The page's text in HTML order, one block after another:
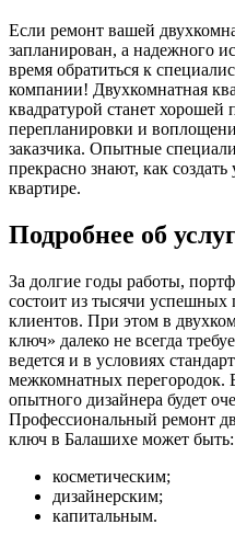
Если ремонт вашей
запланирован, а надежного
время обратиться к
компании! Двухкомнатная
квадратурой станет
перепланировки и
заказчика. Опытные
прекрасно знают, как
квартире.
Подробнее об
За долгие годы работы,
состоит из тысячи успешных
клиентов. При этом в
ключ» далеко не всегда
ведется и в условиях
межкомнатных
опытного дизайнера будет
Профессиональный ремонт
ключ в Балашихе может быть:
косметическим;
дизайнерским;
капитальным.